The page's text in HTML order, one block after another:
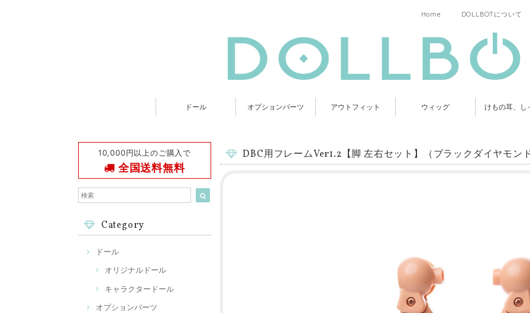
Home DOLLBOTについて
ドール オプションパーツ アウトフィット ウィッグ けもの耳、し
10,000円以上のご購入で
全国送料無料
Category
ドール
オリジナルドール
キャラクタードール
オプションパーツ
DBC用フレームVer1.2【脚 左右セット】（ブラックダイヤモンド